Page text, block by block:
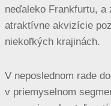
neďaleko Frankfurtu,
atraktívne akvizície
niekoľkých krajinách.
V neposlednom rade
v priemyselnom